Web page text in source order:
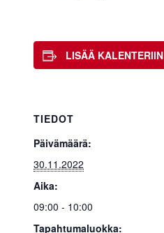
LISÄÄ KALENTERIIN
TIEDOT
Päivämäärä:
30.11.2022
Aika:
09:00 - 10:00
Tapahtumaluokka: